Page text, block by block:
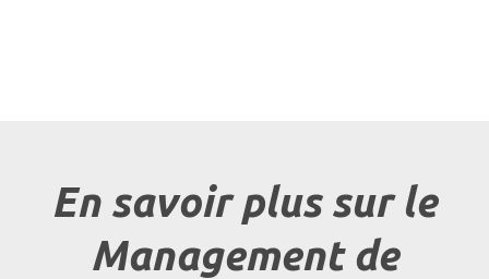
En savoir plus sur le
Management de